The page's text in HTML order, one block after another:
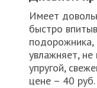
Имеет
быстро
подорожника,
увлажняет,
упругой,
цене – 40 руб.